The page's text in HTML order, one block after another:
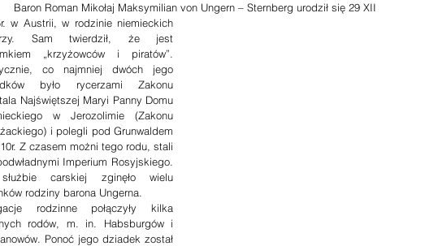
           Baron Roman Mikołaj Maksymilian von Ungern – Sternberg urodził się 29 XII
w Austrii, w rodzinie niemieckich
Sam twierdził, że jest
„krzyżowców i piratów”.
co najmniej dwóch jego
było rycerzami Zakonu
Najświętszej Maryi Panny Domu
w Jerozolimie (Zakonu
i polegli pod Grunwaldem
Z czasem możni tego rodu, stali
Imperium Rosyjskiego.
carskiej zginęło wielu
rodziny barona Ungerna.
rodzinne połączyły kilka
rodów, m. in. Habsburgów i
Ponoć jego dziadek został